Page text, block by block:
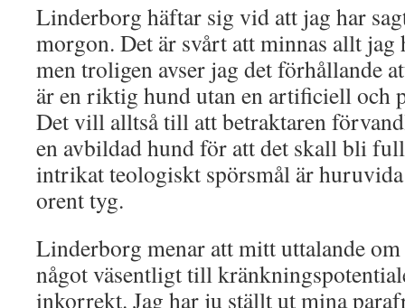
Linderborg häftar sig vid att jag har
morgon. Det är svårt att minnas allt jag
men troligen avser jag det förhållande
är en riktig hund utan en artificiell och
Det vill alltså till att betraktaren
en avbildad hund för att det skall bli
intrikat teologiskt spörsmål är
orent tyg.
Linderborg menar att mitt uttalande
något väsentligt till
inkorrekt. Jag har ju ställt ut mina